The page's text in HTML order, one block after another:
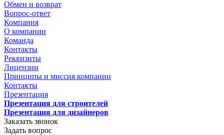
Обмен и возврат
Вопрос-ответ
Компания
О компании
Команда
Контакты
Реквизиты
Лицензии
Принципы и миссия компании
Контакты
Презентация
Презентация для строителей
Презентация для дизайнеров
Заказать звонок
Задать вопрос